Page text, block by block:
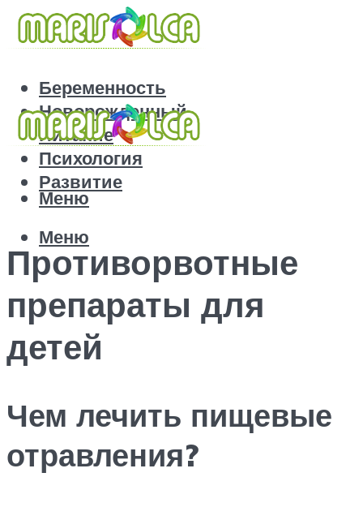
Беременность
Новорожденный
Питание
Психология
Развитие
Меню
Меню
Противорвотные
препараты для
детей
Чем лечить пищевые
отравления?